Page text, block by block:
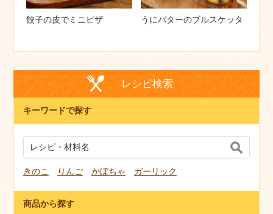
餃子の皮でミニピザ うにバターのブルスケッタ
レシピ検索
キーワードで探す
きのこ りんご かぼちゃ ガーリック
商品から探す